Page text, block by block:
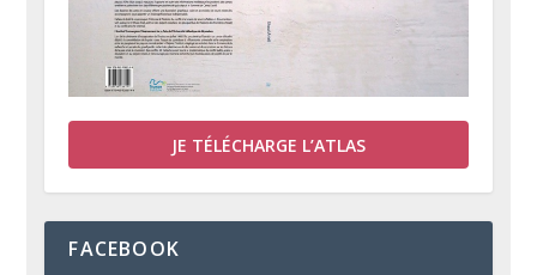
JE TÉLÉCHARGE L’ATLAS
FACEBOOK